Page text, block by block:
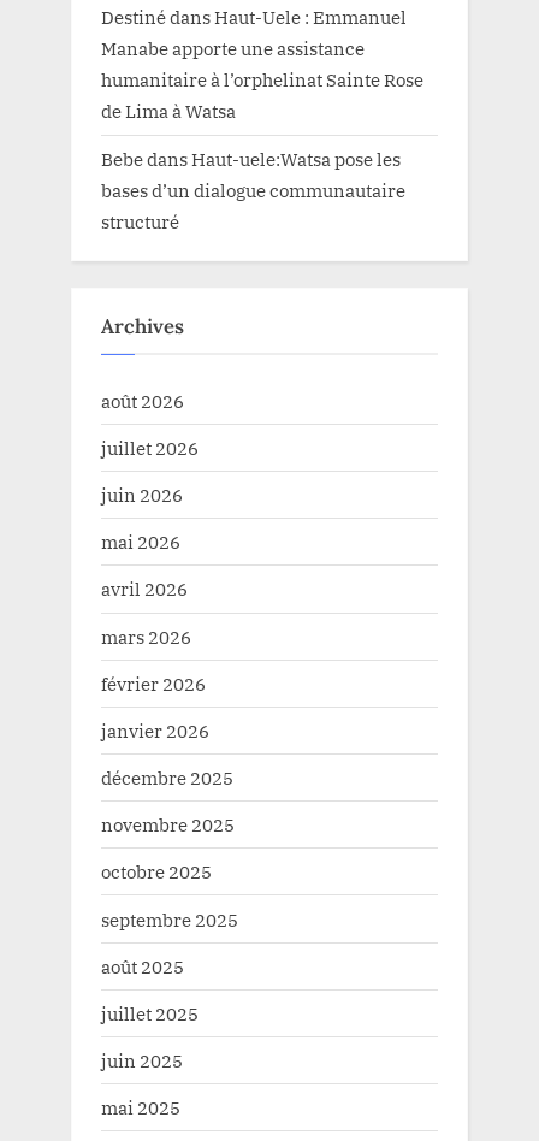
DestinédansHaut-Uele : Emmanuel
Manabe apporte une assistance
humanitaire à l’orphelinat Sainte Rose
de Lima à Watsa
BebedansHaut-uele:Watsa pose les
bases d’un dialogue communautaire
structuré
Archives
août 2026
juillet 2026
juin 2026
mai 2026
avril 2026
mars 2026
février 2026
janvier 2026
décembre 2025
novembre 2025
octobre 2025
septembre 2025
août 2025
juillet 2025
juin 2025
mai 2025